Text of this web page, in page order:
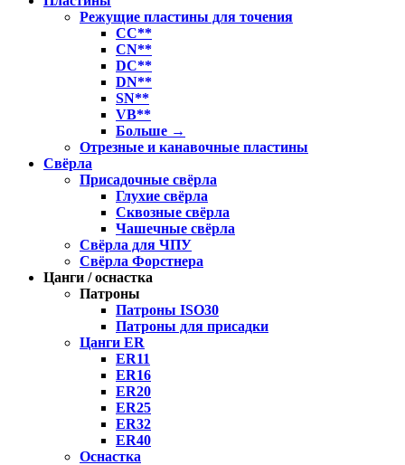
Режущие пластины для точения
CC**
CN**
DC**
DN**
SN**
VB**
Больше →
Отрезные и канавочные пластины
Свёрла
Присадочные свёрла
Глухие свёрла
Сквозные свёрла
Чашечные свёрла
Свёрла для ЧПУ
Свёрла Форстнера
Цанги / оснастка
Патроны
Патроны ISO30
Патроны для присадки
Цанги ER
ER11
ER16
ER20
ER25
ER32
ER40
Оснастка